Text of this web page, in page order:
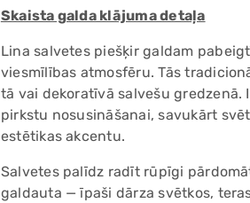
Skaista galda klājuma detaļa
Lina salvetes piešķir galdam
viesmīlības atmosfēru. Tās
tā vai dekoratīvā salvešu
pirkstu nosusināšanai, savukārt
estētikas akcentu.
Salvetes palīdz radīt rūpīgi
galdauta — īpaši dārza svētkos,